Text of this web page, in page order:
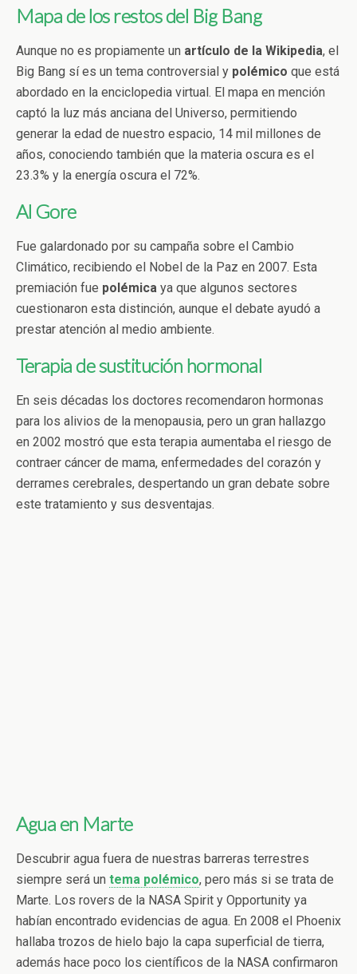
Mapa de los restos del Big Bang
Aunque no es propiamente un artículo de la Wikipedia, el
Big Bang sí es un tema controversial y polémico que está
abordado en la enciclopedia virtual. El mapa en mención
captó la luz más anciana del Universo, permitiendo
generar la edad de nuestro espacio, 14 mil millones de
años, conociendo también que la materia oscura es el
23.3% y la energía oscura el 72%.
Al Gore
Fue galardonado por su campaña sobre el Cambio
Climático, recibiendo el Nobel de la Paz en 2007. Esta
premiación fue polémica ya que algunos sectores
cuestionaron esta distinción, aunque el debate ayudó a
prestar atención al medio ambiente.
Terapia de sustitución hormonal
En seis décadas los doctores recomendaron hormonas
para los alivios de la menopausia, pero un gran hallazgo
en 2002 mostró que esta terapia aumentaba el riesgo de
contraer cáncer de mama, enfermedades del corazón y
derrames cerebrales, despertando un gran debate sobre
este tratamiento y sus desventajas.
Agua en Marte
Descubrir agua fuera de nuestras barreras terrestres
siempre será un tema polémico, pero más si se trata de
Marte. Los rovers de la NASA Spirit y Opportunity ya
habían encontrado evidencias de agua. En 2008 el Phoenix
hallaba trozos de hielo bajo la capa superficial de tierra,
además hace poco los científicos de la NASA confirmaron